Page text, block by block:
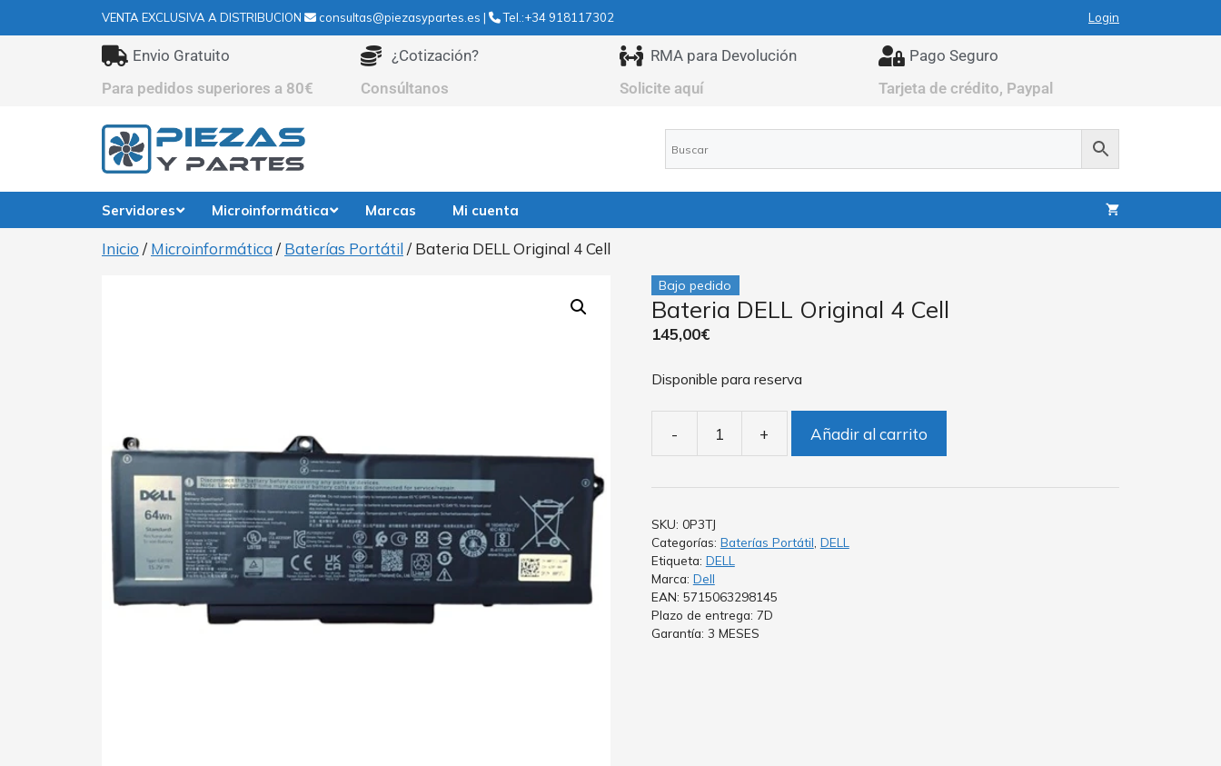
Login
VENTA EXCLUSIVA A DISTRIBUCION consultas@piezasypartes.es | Tel.:+34 918117302
Envio Gratuito
Para pedidos superiores a 80€
¿Cotización?
Consúltanos
RMA para Devolución
Solicite aquí
Pago Seguro
Tarjeta de crédito, Paypal
Servidores Microinformática Marcas Mi cuenta
Inicio / Microinformática/ Baterías Portátil/ Bateria DELL Original 4 Cell
Bajo pedido
Bateria DELL Original 4 Cell
145,00€
Disponible para reserva
- + Añadir al carrito
SKU: 0P3TJ
Categorías: Baterías Portátil DELL
Etiqueta: DELL
Marca: Dell
EAN: 5715063298145
Plazo de entrega: 7D
Garantía: 3 MESES